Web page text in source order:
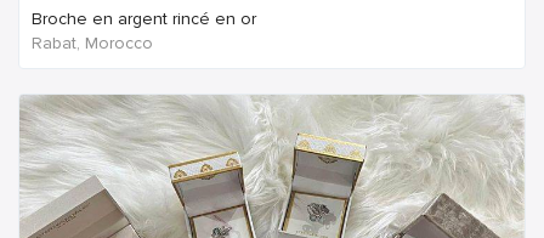
Broche en argent rincé en or
Rabat, Morocco